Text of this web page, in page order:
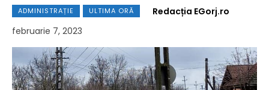
ADMINISTRAȚIE ULTIMA ORĂ
Redacția EGorj.ro
februarie 7, 2023